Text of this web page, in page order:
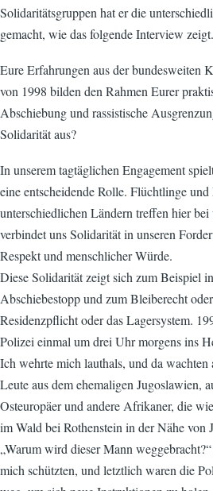
Solidaritätsgruppen hat er die
gemacht, wie das folgende Interview zeigt.
Eure Erfahrungen aus der bundesweiten
von 1998 bilden den Rahmen Eurer
Abschiebung und rassistische
Solidarität aus?
In unserem tagtäglichen Engagement
eine entscheidende Rolle. Flüchtlinge
unterschiedlichen Ländern treffen hier bei
verbindet uns Solidarität in unseren
Respekt und menschlicher Würde.
Diese Solidarität zeigt sich zum Beispiel
Abschiebestopp und zum Bleiberecht
Residenzpflicht oder das Lagersystem.
Polizei einmal um drei Uhr morgens ins
Ich wehrte mich lauthals, und da
Leute aus dem ehemaligen Jugoslawien,
Osteuropäer und andere Afrikaner, die
im Wald bei Rothenstein in der Nähe von
„Warum wird dieser Mann
mich schützten, und letztlich waren die